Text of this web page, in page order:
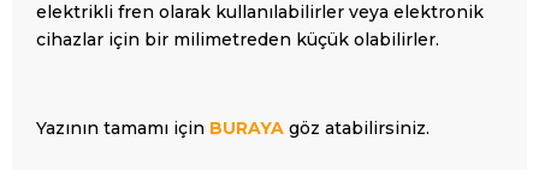
elektrikli fren olarak kullanılabilirler veya elektronik
cihazlar için bir milimetreden küçük olabilirler.
Yazının tamamı için BURAYA göz atabilirsiniz.